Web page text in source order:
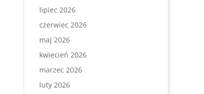
lipiec 2026
czerwiec 2026
maj 2026
kwiecień 2026
marzec 2026
luty 2026